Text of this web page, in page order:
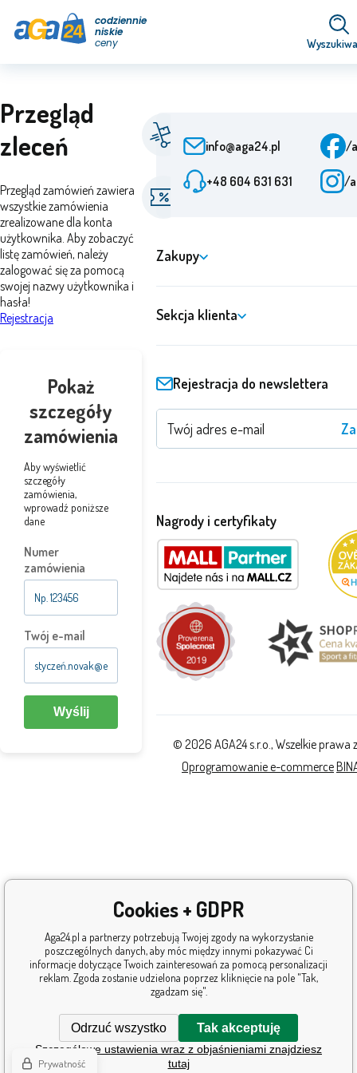
codziennie
niskie
ceny
Przegląd
zleceń
Przegląd zamówień zawiera
wszystkie zamówienia
zrealizowane dla konta
użytkownika. Aby zobaczyć
listę zamówień, należy
zalogować się za pomocą
swojej nazwy użytkownika i
hasła!
Rejestracja
Pokaż
szczegóły
zamówienia
Aby wyświetlić
szczegóły
zamówienia,
wprowadź poniższe
dane
Numer
zamówienia
Twój e-mail
Wyślij
Od zamówienia 24 h
Oferty specjalne
Zakupy
Sekcja klienta
/
/
info@aga24.pl
+48 604 631 631
Rejestracja do newslettera
Nagrody i certyfikaty
© 2026 AGA24 s.r.o., Wszelkie prawa
Oprogramowanie e-commerce
Cookies + GDPR
Aga24.pl a partnerzy potrzebują Twojej zgody na wykorzystanie
poszczególnych danych, aby móc między innymi pokazywać Ci
informacje dotyczące Twoich zainteresowań za pomocą personalizacji
reklam. Zgoda zostanie udzielona poprzez kliknięcie na pole "Tak,
zgadzam się".
Odrzuć wszystko Tak akceptuję
Szczegółowe ustawienia wraz z objaśnieniami znajdziesz
tutaj
Prywatność